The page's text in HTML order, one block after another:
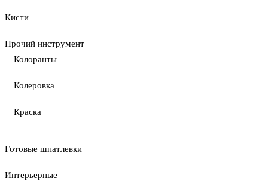
Кисти
Прочий инструмент
Колоранты
Колеровка
Краска
Готовые шпатлевки
Интерьерные